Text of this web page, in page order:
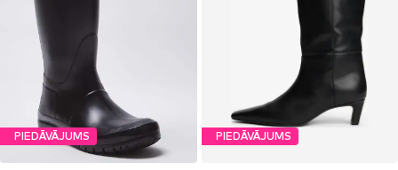
PIEDĀVĀJUMS PIEDĀVĀJUMS